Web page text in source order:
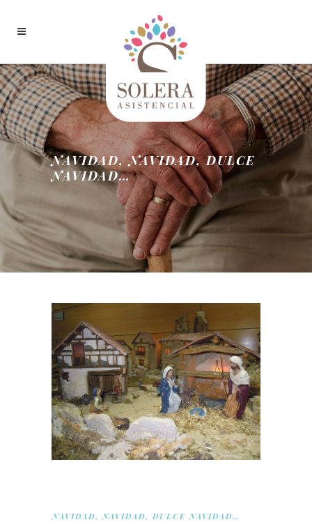
NAVIDAD, NAVIDAD, DULCE
NAVIDAD…
NAVIDAD, NAVIDAD, DULCE NAVIDAD…